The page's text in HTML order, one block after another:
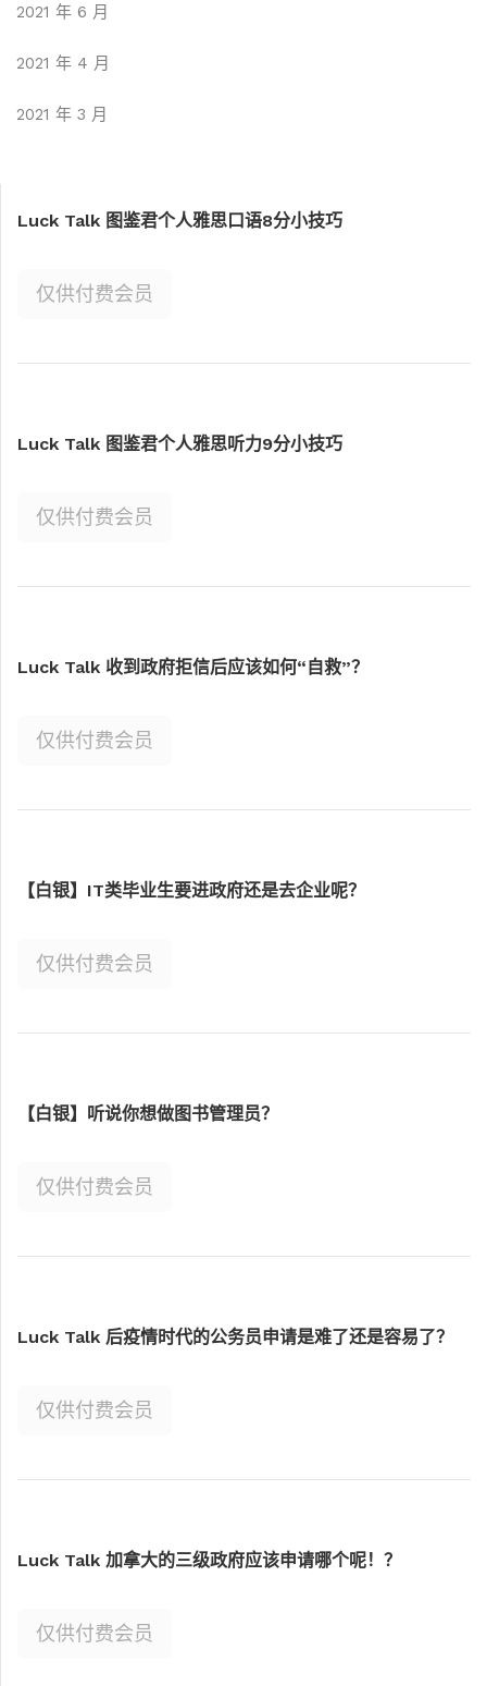
Luck Talk 图鉴君个人雅思口语8分小技巧
仅供付费会员
Luck Talk 图鉴君个人雅思听力9分小技巧
仅供付费会员
Luck Talk 收到政府拒信后应该如何“自救”？
仅供付费会员
【白银】IT类毕业生要进政府还是去企业呢？
仅供付费会员
【白银】听说你想做图书管理员？
仅供付费会员
Luck Talk 后疫情时代的公务员申请是难了还是容易了？
仅供付费会员
Luck Talk 加拿大的三级政府应该申请哪个呢！？
仅供付费会员
2021 年 6 月
2021 年 4 月
2021 年 3 月